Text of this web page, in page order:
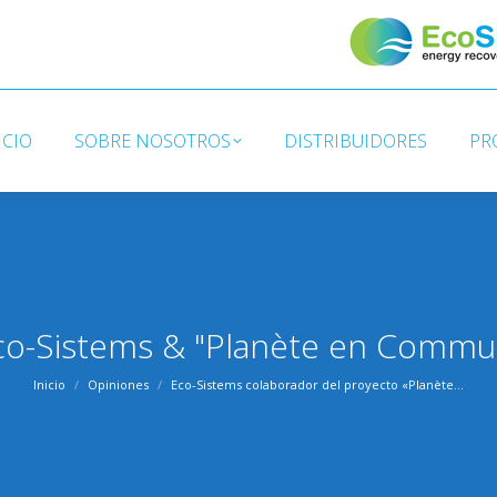
SOBRE NOSOTROS DISTRIBUIDORES
Sistems & "Planète en
Estás aquí:
Inicio Opiniones Eco-Sistems colaborador del proyecto «Planète…
DISTRIBUIDORES